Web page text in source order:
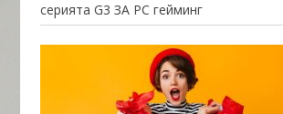
серията G3 ЗА PC гейминг